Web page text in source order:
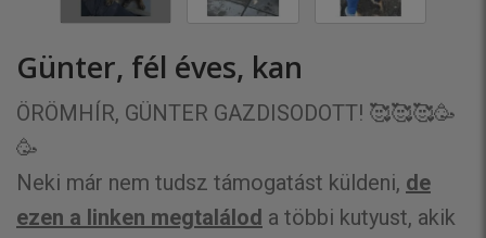
Günter, fél éves, kan
ÖRÖMHÍR, GÜNTER GAZDISODOTT! 🥰🥰🥰🥳
🥳
Neki már nem tudsz támogatást küldeni, de
ezen a linken megtalálod a többi kutyust, akik